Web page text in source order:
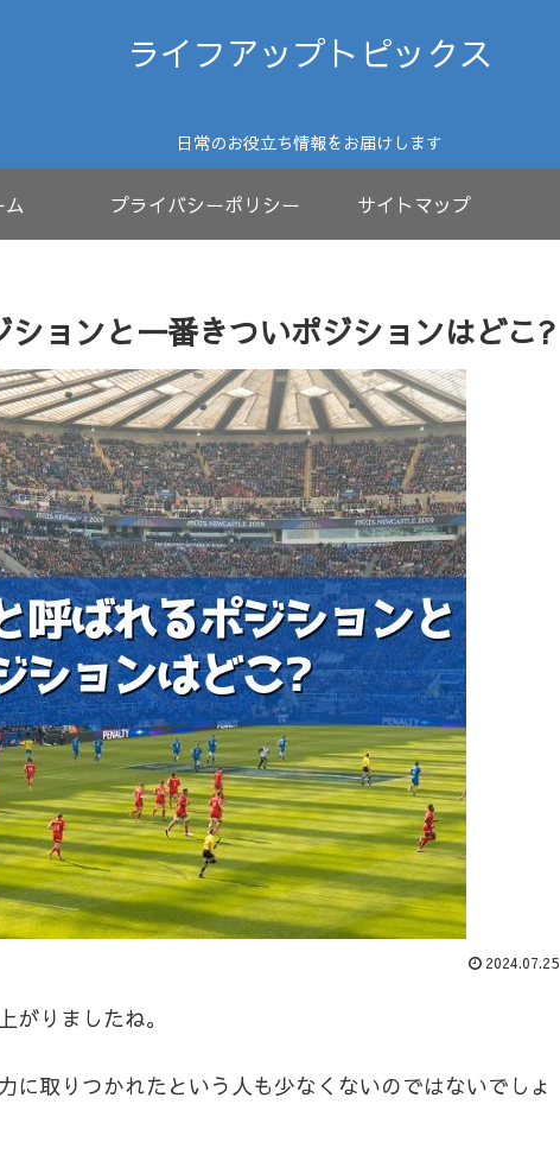
ライフアップトピックス
日常のお役立ち情報をお届けします
ム プライバシーポリシー サイトマップ
ョンと一番きついポジションはどこ?
2024.07.25
りましたね。
に取りつかれたという人も少なくないのではないでしょ